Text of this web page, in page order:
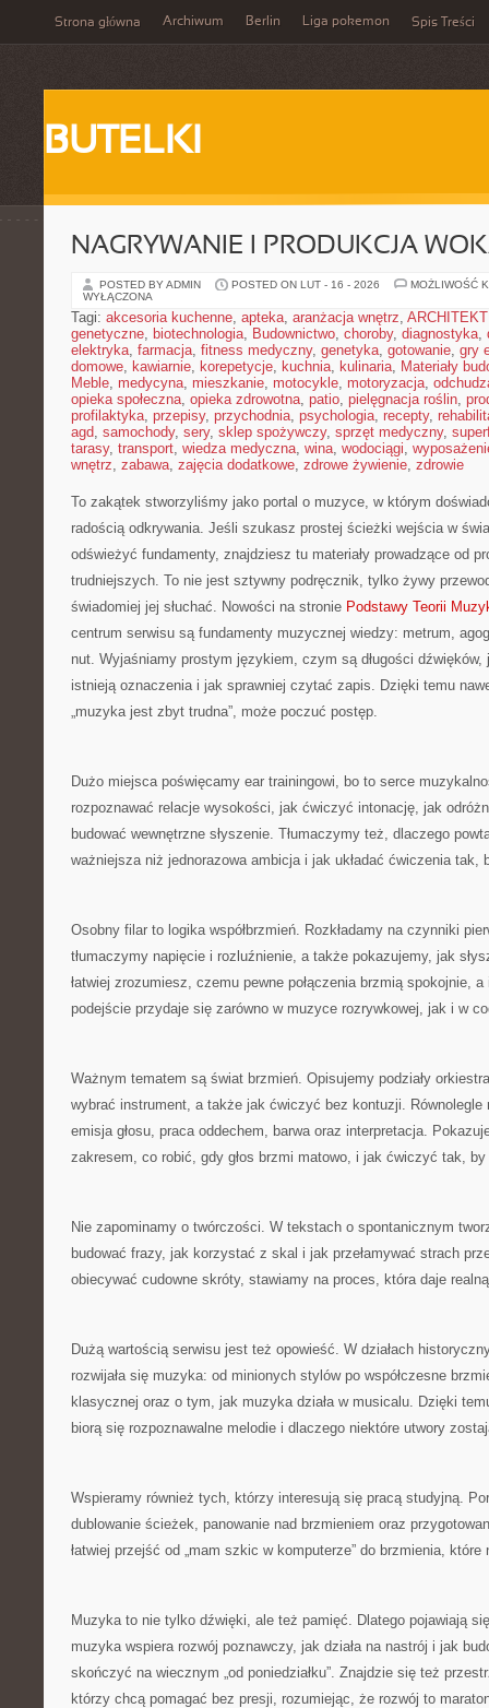
Strona główna Archiwum Berlin Liga pokemon Spis Treści
BUTELKI
NAGRYWANIE I PRODUKCJA
POSTED BY ADMIN POSTED ON LUT - 16 - 2026
MOŻLIWOŚĆ
WYŁĄCZONA
Tagi: akcesoria kuchenne, apteka, aranżacja wnętrz,
genetyczne, biotechnologia, Budownictwo, choroby, diagnostyka,
elektryka, farmacja, fitness medyczny, genetyka, gotowanie, gry
domowe, kawiarnie, korepetycje, kuchnia, kulinaria, Materiały
Meble, medycyna, mieszkanie, motocykle, motoryzacja,
opieka społeczna, opieka zdrowotna, patio, pielęgnacja roślin,
profilaktyka, przepisy, przychodnia, psychologia, recepty,
agd, samochody, sery, sklep spożywczy, sprzęt medyczny,
tarasy, transport, wiedza medyczna, wina, wodociągi,
wnętrz, zabawa, zajęcia dodatkowe, zdrowe żywienie, zdrowie
To zakątek stworzyliśmy jako portal o muzyce, w którym
radością odkrywania. Jeśli szukasz prostej ścieżki wejścia w
odświeżyć fundamenty, znajdziesz tu materiały prowadzące od
trudniejszych. To nie jest sztywny podręcznik, tylko żywy
świadomiej jej słuchać. Nowości na stronie Podstawy Teorii
centrum serwisu są fundamenty muzycznej wiedzy: metrum,
nut. Wyjaśniamy prostym językiem, czym są długości
istnieją oznaczenia i jak sprawniej czytać zapis. Dzięki temu
„muzyka jest zbyt trudna”, może poczuć postęp.
Dużo miejsca poświęcamy ear trainingowi, bo to serce
rozpoznawać relacje wysokości, jak ćwiczyć intonację, jak
budować wewnętrzne słyszenie. Tłumaczymy też, dlaczego
ważniejsza niż jednorazowa ambicja i jak układać ćwiczenia tak,
Osobny filar to logika współbrzmień. Rozkładamy na czynniki
tłumaczymy napięcie i rozluźnienie, a także pokazujemy, jak
łatwiej zrozumiesz, czemu pewne połączenia brzmią spokojnie,
podejście przydaje się zarówno w muzyce rozrywkowej, jak i w
Ważnym tematem są świat brzmień. Opisujemy podziały
wybrać instrument, a także jak ćwiczyć bez kontuzji. Równolegle
emisja głosu, praca oddechem, barwa oraz interpretacja.
zakresem, co robić, gdy głos brzmi matowo, i jak ćwiczyć tak, by
Nie zapominamy o twórczości. W tekstach o spontanicznym
budować frazy, jak korzystać z skal i jak przełamywać strach
obiecywać cudowne skróty, stawiamy na proces, która daje
Dużą wartością serwisu jest też opowieść. W działach
rozwijała się muzyka: od minionych stylów po współczesne
klasycznej oraz o tym, jak muzyka działa w musicalu. Dzięki
biorą się rozpoznawalne melodie i dlaczego niektóre utwory
Wspieramy również tych, którzy interesują się pracą studyjną.
dublowanie ścieżek, panowanie nad brzmieniem oraz
łatwiej przejść od „mam szkic w komputerze” do brzmienia, które
Muzyka to nie tylko dźwięki, ale też pamięć. Dlatego pojawiają
muzyka wspiera rozwój poznawczy, jak działa na nastrój i jak
skończyć na wiecznym „od poniedziałku”. Znajdzie się też
którzy chcą pomagać bez presji, rozumiejąc, że rozwój to